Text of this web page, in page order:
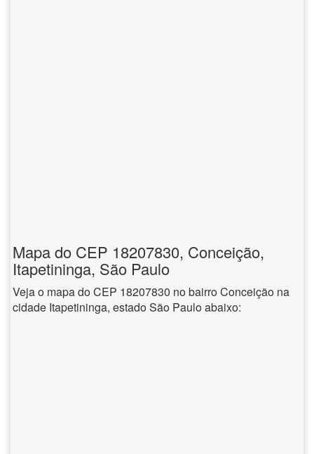
Mapa do CEP 18207830, Conceição,
Itapetininga, São Paulo
Veja o mapa do CEP 18207830 no bairro Conceição na
cidade Itapetininga, estado São Paulo abaixo: